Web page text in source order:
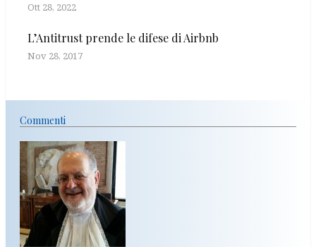
Ott 28, 2022
L’Antitrust prende le difese di Airbnb
Nov 28, 2017
Commenti